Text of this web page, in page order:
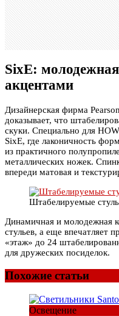
SixE:
акцентами
Дизайнерская фирма
доказывает, что
скуки. Специально для
SixE, где лаконичность
из практичного
металлических ножек.
впереди матовая и
Штабелируемые
Динамичная и молодежная
стульев, а еще впечатляет
«этаж» до 24
для дружеских посиделок.
Похожие статьи
Освещение